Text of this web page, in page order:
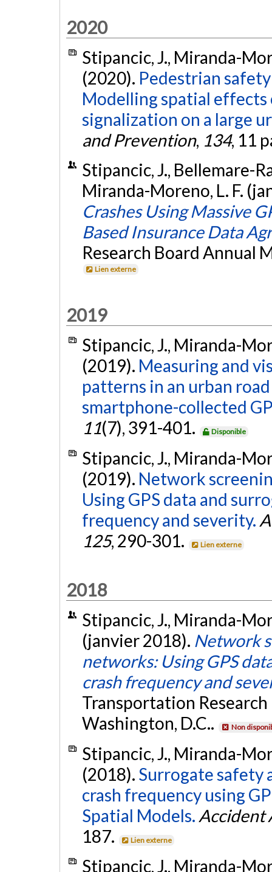
2020
Stipancic, J., Miranda-
(2020). Pedestrian
Modelling spatial effects
signalization on a large
and Prevention, 134, 11
Stipancic, J., Bellemare-
Miranda-Moreno, L. F.
Crashes Using Massive
Based Insurance Data
Research Board Annual
Lien externe
2019
Stipancic, J., Miranda-
(2019). Measuring and
patterns in an urban
smartphone-collected
11(7), 391-401. Disponible
Stipancic, J., Miranda-
(2019). Network
Using GPS data and
frequency and severity.
125, 290-301. Lien externe
2018
Stipancic, J., Miranda-
(janvier 2018). Network
networks: Using GPS
crash frequency and
Transportation
Washington, D.C..
Non
Stipancic, J., Miranda-
(2018). Surrogate safety
crash frequency using
Spatial Models. Accident
187.
Lien externe
Stipancic, J., Miranda-